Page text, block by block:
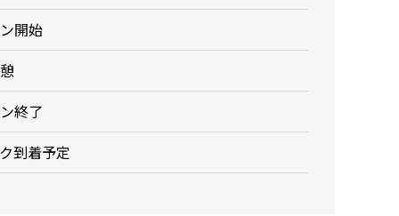
開始
終了
到着予定